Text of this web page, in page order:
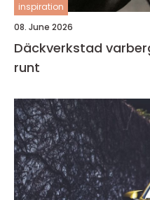
inspiration
08. June 2026
Däckverkstad
runt